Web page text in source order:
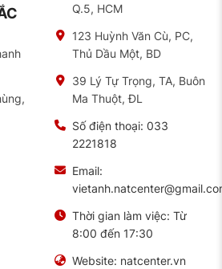
dẫn cách đọc thông số lốp ô tô từ
dưỡng ô tô NAT Center
vượt trội không thể bỏ
tô Deestone 205/55R16 –
Q.5, HCM
123 Huỳnh Văn Cù, PC,
Thủ Dầu Một, BD
39 Lý Tự Trọng, TA, Buôn
Ma Thuột, ĐL
Số điện thoại: 033
2221818
Email:
Thời gian làm việc: Từ
8:00 đến 17:30
Website: natcenter.vn